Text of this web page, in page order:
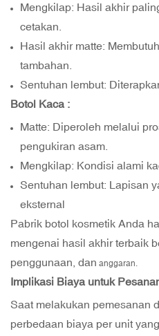
Mengkilap: Hasil akhir
cetakan.
Hasil akhir matte:
tambahan.
Sentuhan lembut:
Botol Kaca :
Matte: Diperoleh melalui
pengukiran asam.
Mengkilap: Kondisi alami
Sentuhan lembut: Lapisan
eksternal
Pabrik botol kosmetik Anda
mengenai hasil akhir terbaik
penggunaan, dan anggaran.
Implikasi Biaya untuk
Saat melakukan pemesanan
perbedaan biaya per unit